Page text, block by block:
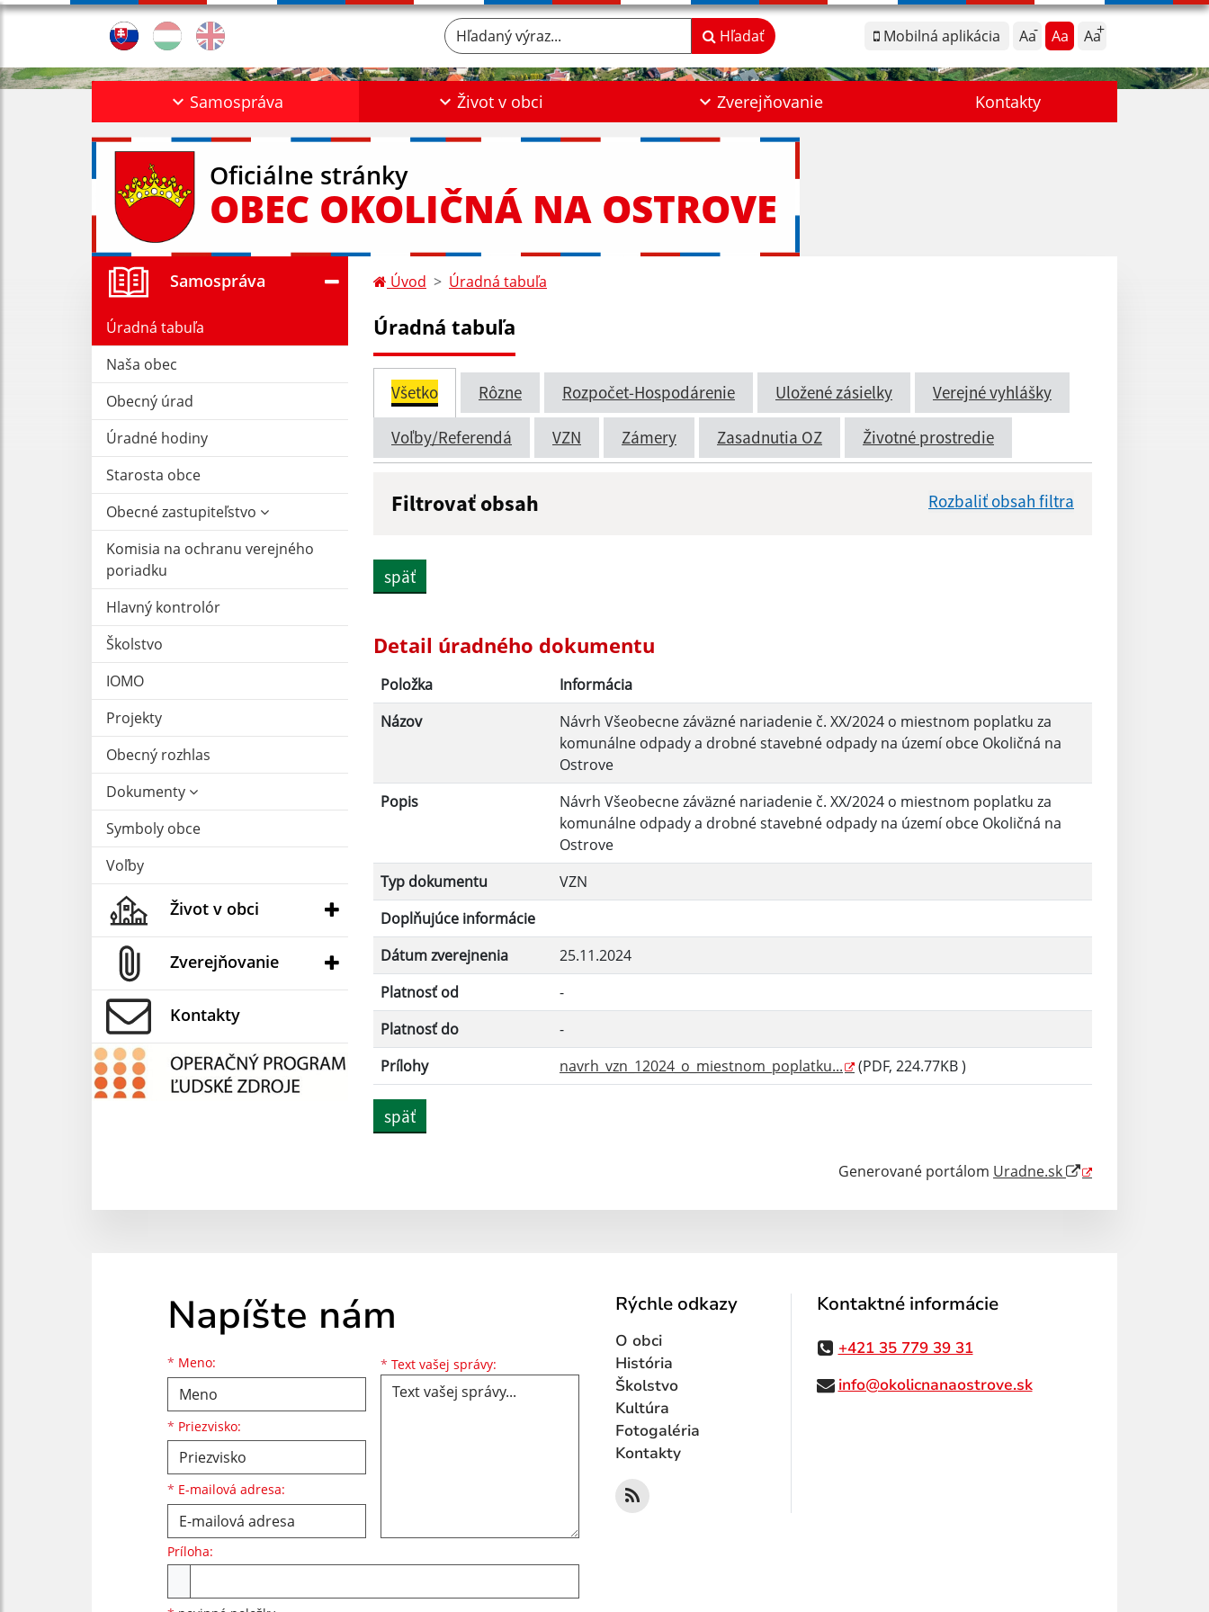
Mobilná aplikácia Aa Aa Aa
Hľadaný výraz... Hľadať
Samospráva Život v obci Zverejňovanie Kontakty
Oficiálne stránky
OBEC OKOLIČNÁ NA OSTROVE
Samospráva
Úradná tabuľa
Naša obec
Obecný úrad
Úradné hodiny
Starosta obce
Obecné zastupiteľstvo
Komisia na ochranu verejného
poriadku
Hlavný kontrolór
Školstvo
IOMO
Projekty
Obecný rozhlas
Dokumenty
Symboly obce
Voľby
Život v obci
Zverejňovanie
Kontakty
Úvod Úradná tabuľa
Úradná tabuľa
Všetko Rôzne Rozpočet-Hospodárenie Uložené zásielky Verejné vyhlášky
Voľby/Referendá VZN Zámery Zasadnutia OZ Životné prostredie
Filtrovať obsah Rozbaliť obsah filtra
Filtrovať Reset
späť
Detail úradného dokumentu
Položka
Informácia
Názov
Návrh Všeobecne záväzné nariadenie č. XX/2024 o miestnom poplatku za
komunálne odpady a drobné stavebné odpady na území obce Okoličná na
Ostrove
Popis
Návrh Všeobecne záväzné nariadenie č. XX/2024 o miestnom poplatku za
komunálne odpady a drobné stavebné odpady na území obce Okoličná na
Ostrove
Typ dokumentu
VZN
Doplňujúce informácie
Dátum zverejnenia
25.11.2024
Platnosť od
-
Platnosť do
-
Prílohy
navrh_vzn_12024_o_miestnom_poplatku... (PDF, 224.77KB )
späť
Generované portálom Uradne.sk
Napíšte nám
* Meno:
Meno
* Priezvisko:
Priezvisko
* E-mailová adresa:
E-mailová adresa * Text vašej správy: Text vašej správy...
Príloha:
Rýchle odkazy
O obci
História
Školstvo
Kultúra
Fotogaléria
Kontakty
Kontaktné informácie
+421 35 779 39 31
info@okolicnanaostrove.sk